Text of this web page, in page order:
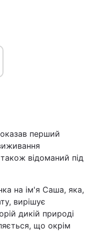
перший
відоманий під
на ім'я Саша, яка,
вирішує
дикій природі
що окрім